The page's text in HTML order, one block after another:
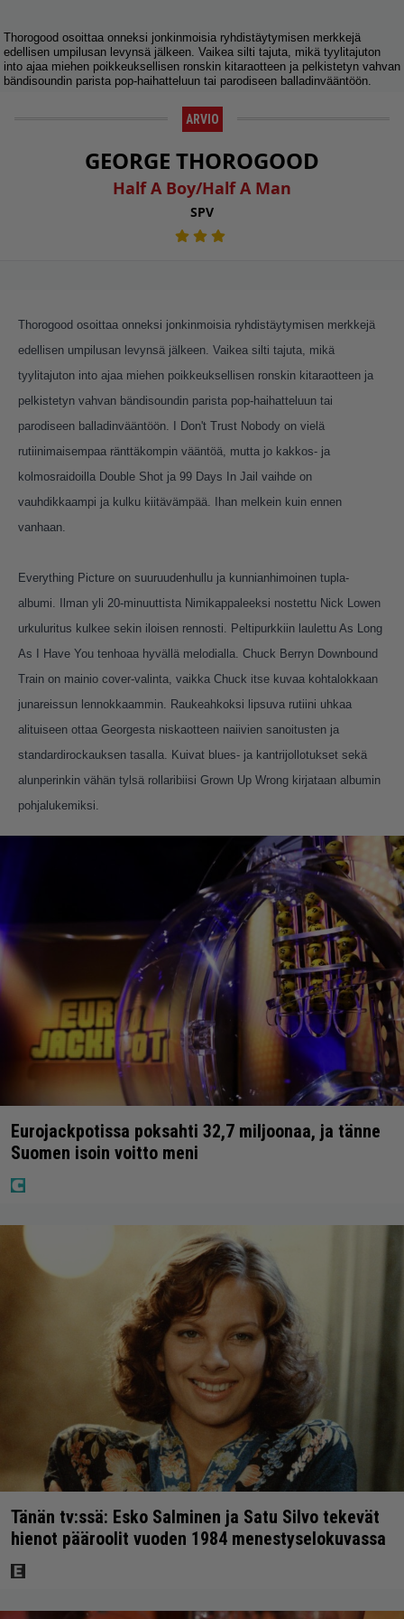
Thorogood osoittaa onneksi jonkinmoisia ryhdistäytymisen merkkejä
edellisen umpilusan levynsä jälkeen. Vaikea silti tajuta, mikä tyylitajuton
into ajaa miehen poikkeuksellisen ronskin kitaraotteen ja pelkistetyn vahvan
bändisoundin parista pop-haihatteluun tai parodiseen balladinvääntöön.
ARVIO
GEORGE THOROGOOD
Half A Boy/Half A Man
SPV
Thorogood osoittaa onneksi jonkinmoisia ryhdistäytymisen merkkejä
edellisen umpilusan levynsä jälkeen. Vaikea silti tajuta, mikä
tyylitajuton into ajaa miehen poikkeuksellisen ronskin kitaraotteen ja
pelkistetyn vahvan bändisoundin parista pop-haihatteluun tai
parodiseen balladinvääntöön. I Don't Trust Nobody on vielä
rutiinimaisempaa ränttäkompin vääntöä, mutta jo kakkos- ja
kolmosraidoilla Double Shot ja 99 Days In Jail vaihde on
vauhdikkaampi ja kulku kiitävämpää. Ihan melkein kuin ennen
vanhaan.
Everything Picture on suuruudenhullu ja kunnianhimoinen tupla-
albumi. Ilman yli 20-minuuttista Nimikappaleeksi nostettu Nick Lowen
urkuluritus kulkee sekin iloisen rennosti. Peltipurkkiin laulettu As Long
As I Have You tenhoaa hyvällä melodialla. Chuck Berryn Downbound
Train on mainio cover-valinta, vaikka Chuck itse kuvaa kohtalokkaan
junareissun lennokkaammin. Raukeahkoksi lipsuva rutiini uhkaa
alituiseen ottaa Georgesta niskaotteen naiivien sanoitusten ja
standardirockauksen tasalla. Kuivat blues- ja kantrijollotukset sekä
alunperinkin vähän tylsä rollaribiisi Grown Up Wrong kirjataan albumin
pohjalukemiksi.
Eurojackpotissa poksahti 32,7 miljoonaa, ja tänne
Suomen isoin voitto meni
Tänän tv:ssä: Esko Salminen ja Satu Silvo tekevät
hienot pääroolit vuoden 1984 menestyselokuvassa